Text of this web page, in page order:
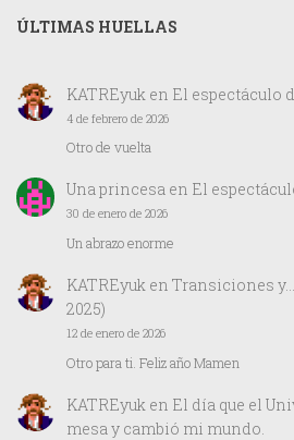
ÚLTIMAS HUELLAS
KATREyuk en El espectáculo
4 de febrero de 2026
Otro de vuelta
Una princesaen El
30 de enero de 2026
Un abrazo enorme
KATREyuken Transiciones y…
2025)
12 de enero de 2026
Otro para ti. Feliz año Mamen
KATREyuken El día que el
mesa y cambió mi mundo.